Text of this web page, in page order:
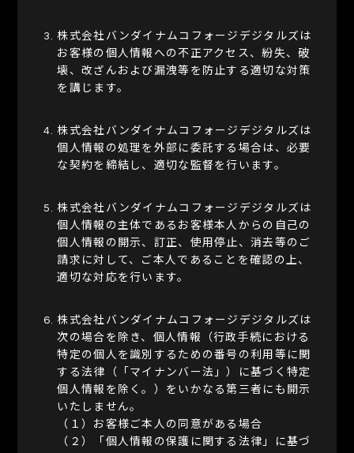
株式会社バンダイナムコフォージデジタルズは
お客様の個人情報への不正アクセス、紛失、破
壊、改ざんおよび漏洩等を防止する適切な対策
を講じます。
株式会社バンダイナムコフォージデジタルズは
個人情報の処理を外部に委託する場合は、必要
な契約を締結し、適切な監督を行います。
株式会社バンダイナムコフォージデジタルズは
個人情報の主体であるお客様本人からの自己の
個人情報の開示、訂正、使用停止、消去等のご
請求に対して、ご本人であることを確認の上、
適切な対応を行います。
株式会社バンダイナムコフォージデジタルズは
次の場合を除き、個人情報（行政手続における
特定の個人を識別するための番号の利用等に関
する法律（「マイナンバー法」）に基づく特定
個人情報を除く。）をいかなる第三者にも開示
いたしません。
（１）お客様ご本人の同意がある場合
（２）「個人情報の保護に関する法律」に基づ